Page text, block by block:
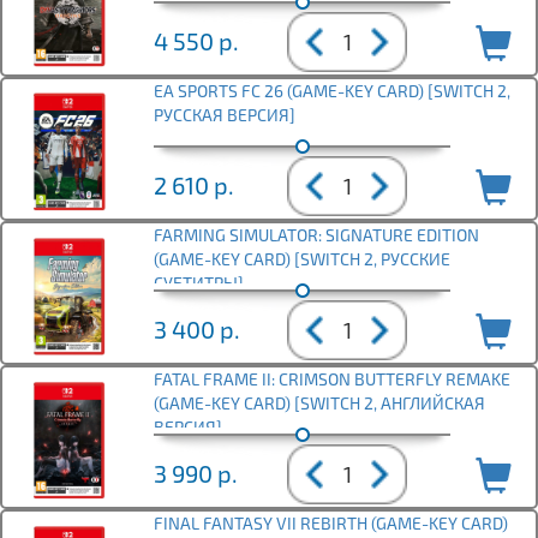
4 550 р.
EA SPORTS FC 26 (GAME-KEY CARD) [SWITCH 2,
РУССКАЯ ВЕРСИЯ]
2 610 р.
FARMING SIMULATOR: SIGNATURE EDITION
(GAME-KEY CARD) [SWITCH 2, РУССКИЕ
СУБТИТРЫ]
3 400 р.
FATAL FRAME II: CRIMSON BUTTERFLY REMAKE
(GAME-KEY CARD) [SWITCH 2, АНГЛИЙСКАЯ
ВЕРСИЯ]
3 990 р.
FINAL FANTASY VII REBIRTH (GAME-KEY CARD)